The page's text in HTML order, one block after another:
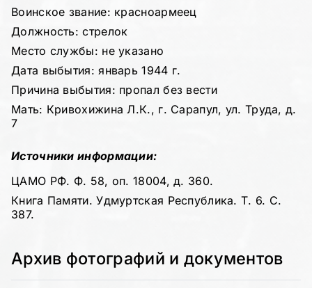
Воинское звание: красноармеец
Должность: стрелок
Место службы: не указано
Дата выбытия: январь 1944 г.
Причина выбытия: пропал без вести
Мать: Кривохижина Л.К., г. Сарапул, ул. Труда, д.
7
Источники информации:
ЦАМО РФ. Ф. 58, оп. 18004, д. 360.
Книга Памяти. Удмуртская Республика. Т. 6. С.
387.
Архив фотографий и документов